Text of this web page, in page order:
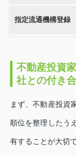
指定流通機構登録
不動産投資
社との付き
まず、不動産投資
順位を整理したう
有することが大切で